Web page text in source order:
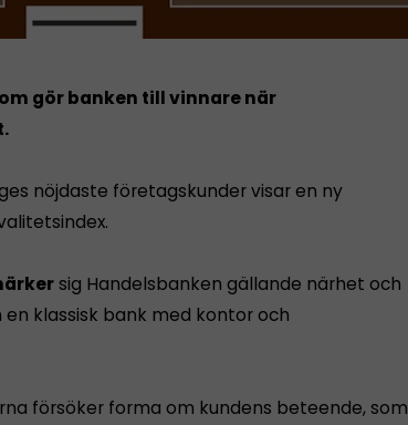
gör banken till vinnare när
nöjdaste företagskunder visar en ny
sig Handelsbanken gällande närhet och
klassisk bank med kontor och
försöker forma om kundens beteende, som